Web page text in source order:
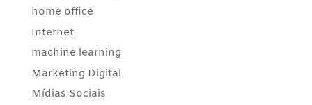
home office
Internet
machine learning
Marketing Digital
Mídias Sociais